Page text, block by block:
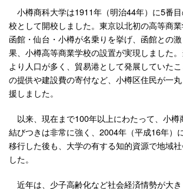
小樽商科大学は1911年（明治44年）に5番
校として開校しました。東京以北初の高等商業
函館・仙台・小樽が名乗りを挙げ、函館との
果、小樽高等商業学校の設置が実現しました
より人口が多く、貿易港として発展していた
の提供や建設費の寄付など、小樽区住民が一
援しました。
以来、現在まで100年以上にわたって、小樽
結びつきは非常に強く、2004年（平成16年）
移行した後も、大学の有する知的資源で地域
した。
近年は、少子高齢化など社会経済情勢が大き